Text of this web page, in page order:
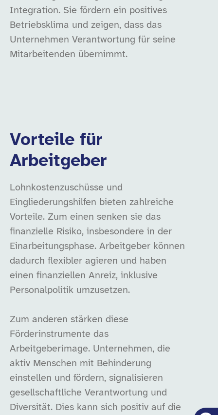
Integration. Sie fördern ein positives
Betriebsklima und zeigen, dass das
Unternehmen Verantwortung für seine
Mitarbeitenden übernimmt.
Vorteile für
Arbeitgeber
Lohnkostenzuschüsse und
Eingliederungshilfen bieten zahlreiche
Vorteile. Zum einen senken sie das
finanzielle Risiko, insbesondere in der
Einarbeitungsphase. Arbeitgeber können
dadurch flexibler agieren und haben
einen finanziellen Anreiz, inklusive
Personalpolitik umzusetzen.
Zum anderen stärken diese
Förderinstrumente das
Arbeitgeberimage. Unternehmen, die
aktiv Menschen mit Behinderung
einstellen und fördern, signalisieren
gesellschaftliche Verantwortung und
Diversität. Dies kann sich positiv auf die